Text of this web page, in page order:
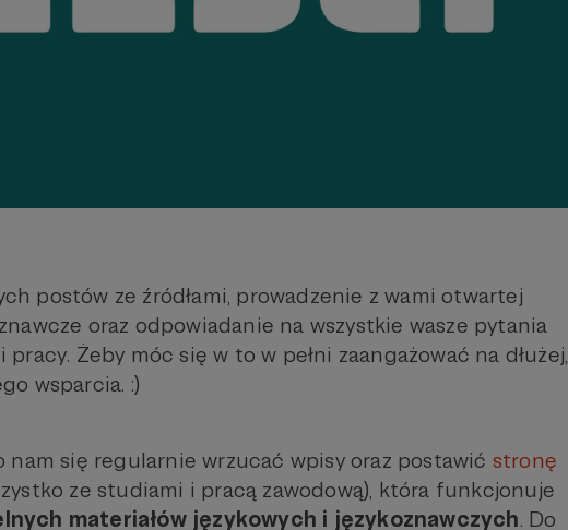
postów ze źródłami, prowadzenie z wami otwartej
oraz odpowiadanie na wszystkie wasze pytania
Żeby móc się w to w pełni zaangażować na dłużej,
wsparcia. :)
nam się regularnie wrzucać wpisy oraz postawić stronę
ze studiami i pracą zawodową), która funkcjonuje
materiałów językowych i językoznawczych. Do